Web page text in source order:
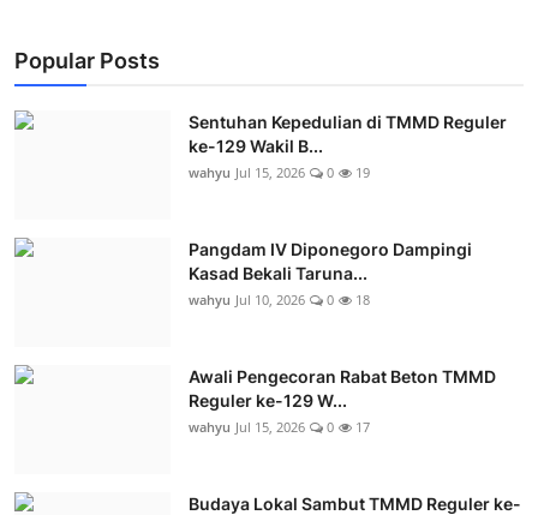
Popular Posts
Sentuhan Kepedulian di TMMD Reguler
ke-129 Wakil B...
wahyu Jul 15, 2026 0 19
Pangdam IV Diponegoro Dampingi
Kasad Bekali Taruna...
wahyu Jul 10, 2026 0 18
Awali Pengecoran Rabat Beton TMMD
Reguler ke-129 W...
wahyu Jul 15, 2026 0 17
Budaya Lokal Sambut TMMD Reguler ke-